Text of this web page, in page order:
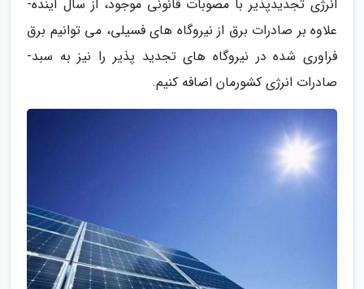
انرژی تجدید­پذیر­ با مصوبات قانونی موجود، از سال آینده­
علاوه بر صادرات برق از نیروگاه های­ فسیلی­، ­می توانیم­ برق
فراوری شده­ در نیروگاه های تجدید پذیر را نیز به سبد­
صادرات انرژی کشورمان اضافه کنیم.